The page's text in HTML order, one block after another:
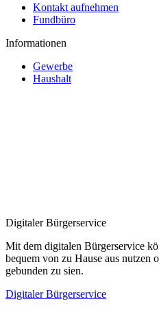
Kontakt aufnehmen
Fundbüro
Informationen
Gewerbe
Haushalt
Digitaler Bürgerservice
Mit dem digitalen Bürgerservice
bequem von zu Hause aus nutzen
gebunden zu sien.
Digitaler Bürgerservice